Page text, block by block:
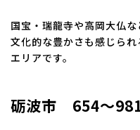
国宝・瑞龍寺や高岡大仏な
文化的な豊かさも感じら
エリアです。
砺波市 654～